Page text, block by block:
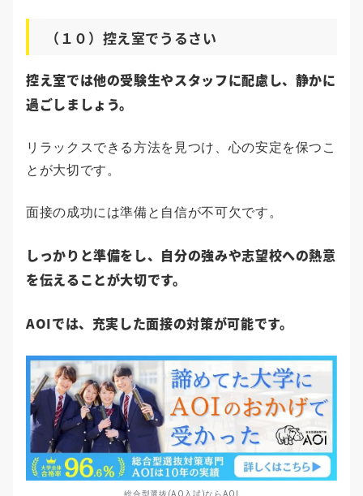
（１０）控え室でうるさい
控え室では他の受験生やスタッフに配慮し、静かに
過ごしましょう。
リラックスできる方法を見つけ、心の安定を保つこ
とが大切です。
面接の成功には準備と自信が不可欠です。
しっかりと準備をし、自分の強みや志望校への熱意
を伝えることが大切です。
AOIでは、充実した面接の対策が可能です。
総合型選抜(AO入試)ならAOI